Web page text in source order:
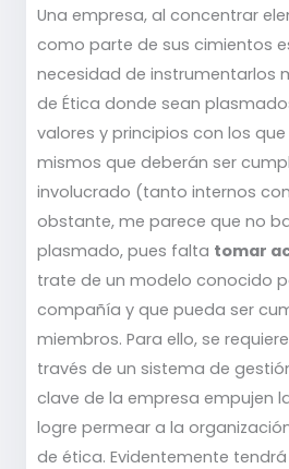
Una empresa, al concentrar
como parte de sus cimientos
necesidad de instrumentarlos
de Ética donde sean
valores y principios con los
mismos que deberán ser
involucrado (tanto internos
obstante, me parece que no
plasmado, pues falta tomar
trate de un modelo conocido
compañía y que pueda ser
miembros. Para ello, se
través de un sistema de
clave de la empresa empujen
logre permear a la
de ética. Evidentemente